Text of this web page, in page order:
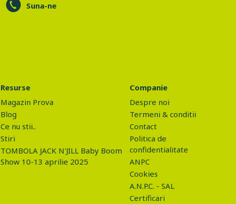
Suna-ne
Resurse
Magazin Prova
Blog
Ce nu stii..
Stiri
TOMBOLA JACK N'JILL Baby Boom
Show 10-13 aprilie 2025
Companie
Despre noi
Termeni & conditii
Contact
Politica de
confidentialitate
ANPC
Cookies
A.N.P.C. - SAL
Certificari